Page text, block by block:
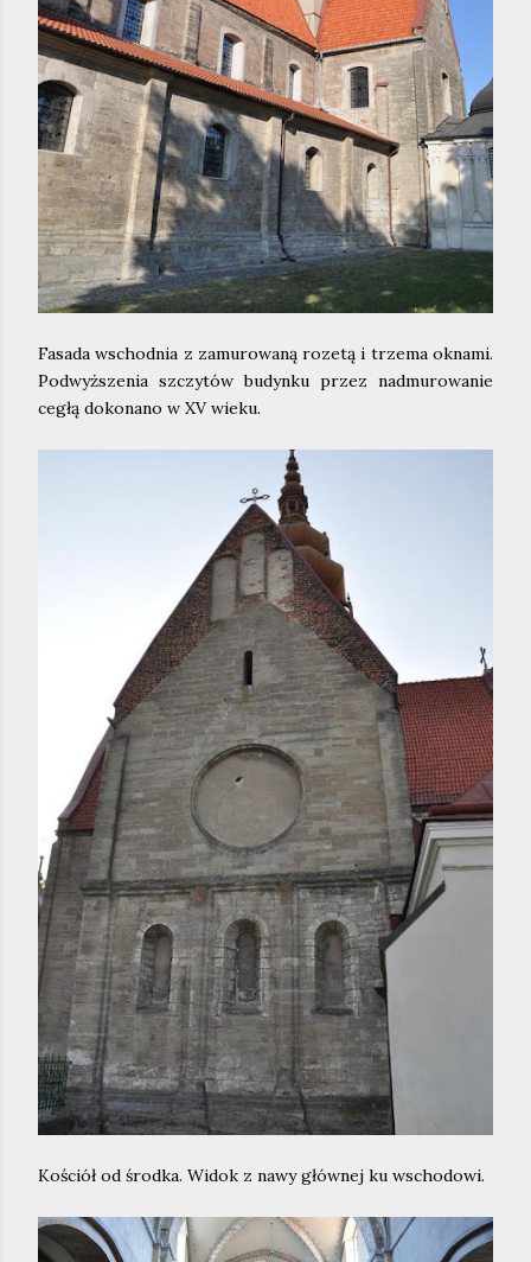
Fasada wschodnia z zamurowaną rozetą i trzema oknami.
Podwyższenia szczytów budynku przez nadmurowanie
cegłą dokonano w XV wieku.
Kościół od środka. Widok z nawy głównej ku wschodowi.